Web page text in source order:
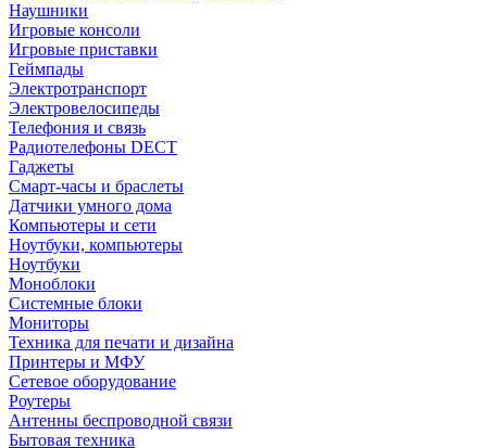
Наушники
Игровые консоли
Игровые приставки
Геймпады
Электротранспорт
Электровелосипеды
Телефония и связь
Радиотелефоны DECT
Гаджеты
Смарт-часы и браслеты
Датчики умного дома
Компьютеры и сети
Ноутбуки, компьютеры
Ноутбуки
Моноблоки
Системные блоки
Мониторы
Техника для печати и дизайна
Принтеры и МФУ
Сетевое оборудование
Роутеры
Антенны беспроводной связи
Бытовая техника